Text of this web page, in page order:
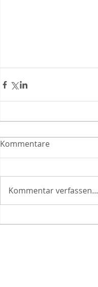
Kommentare
Kommentar verfassen...